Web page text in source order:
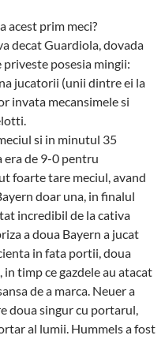
acest prim meci?
decat Guardiola, dovada
posesia mingii:
jucatorii (unii dintre ei la
invata mecansimele si
si in minutul 35
de 9-0 pentru
foarte tare meciul, avand
doar una, in finalul
incredibil de la cativa
a doua Bayern a jucat
in fata portii, doua
timp ce gazdele au atacat
de a marca. Neuer a
doua singur cu portarul,
al lumii. Hummels a fost